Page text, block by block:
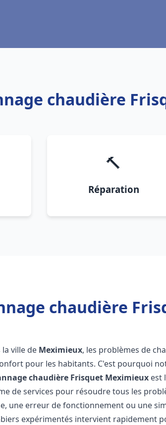
chaudière
🔨
Réparation
chaudière
la ville de Meximieux, les problèmes de
pour les habitants. C'est pourquoi
chaudière Frisquet Meximieux est
de services pour résoudre tous les
une erreur de fonctionnement ou une
expérimentés intervient rapidement